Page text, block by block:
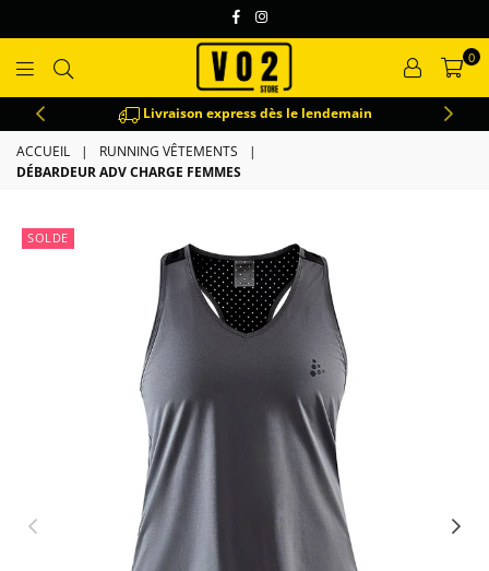
FacebookInstagram
VO2
0
Livraison express dès le lendemain
ACCUEIL | RUNNING VÊTEMENTS
|
DÉBARDEUR ADV CHARGE FEMMES
SOLDE